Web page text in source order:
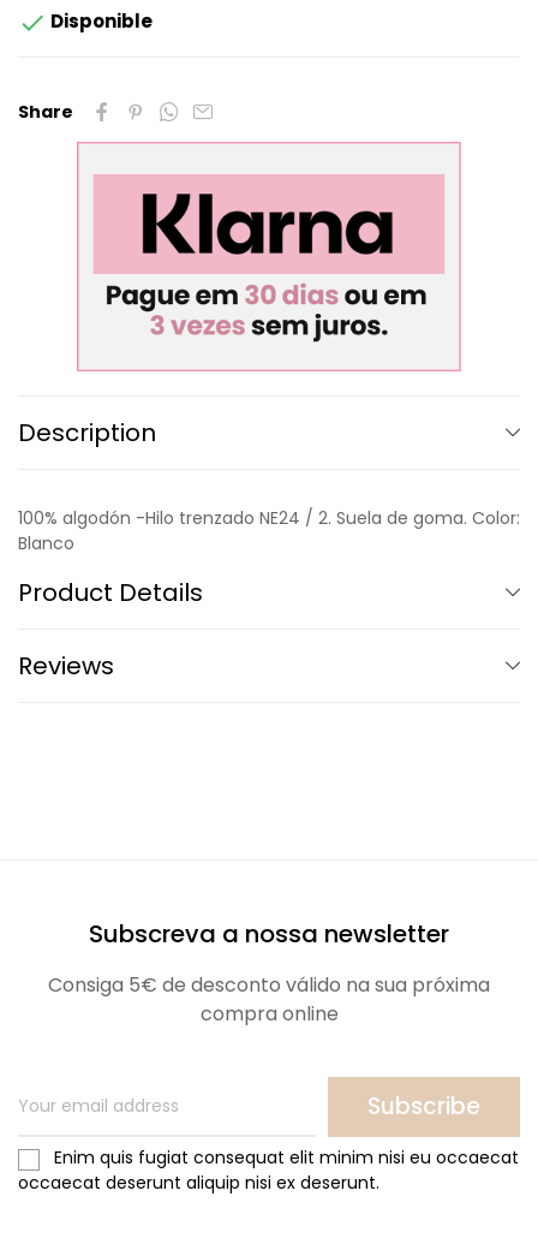
 Disponible
Share
Description
100% algodón -Hilo trenzado NE24 / 2. Suela de goma. Color:
Blanco
Product Details
Reviews
Subscreva a nossa newsletter
Consiga 5€ de desconto válido na sua próxima
compra online
Subscribe
Enim quis fugiat consequat elit minim nisi eu occaecat
occaecat deserunt aliquip nisi ex deserunt.